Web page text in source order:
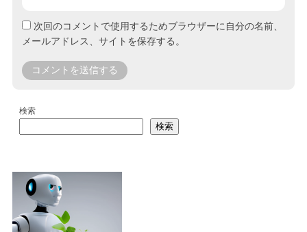
次回のコメントで使用するためブラウザーに自分の名前、
メールアドレス、サイトを保存する。
検索
検索